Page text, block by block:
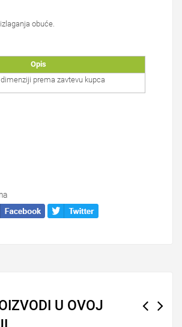
obuće.
Opis
dimenziji prema zavtevu kupca
U OVOJ